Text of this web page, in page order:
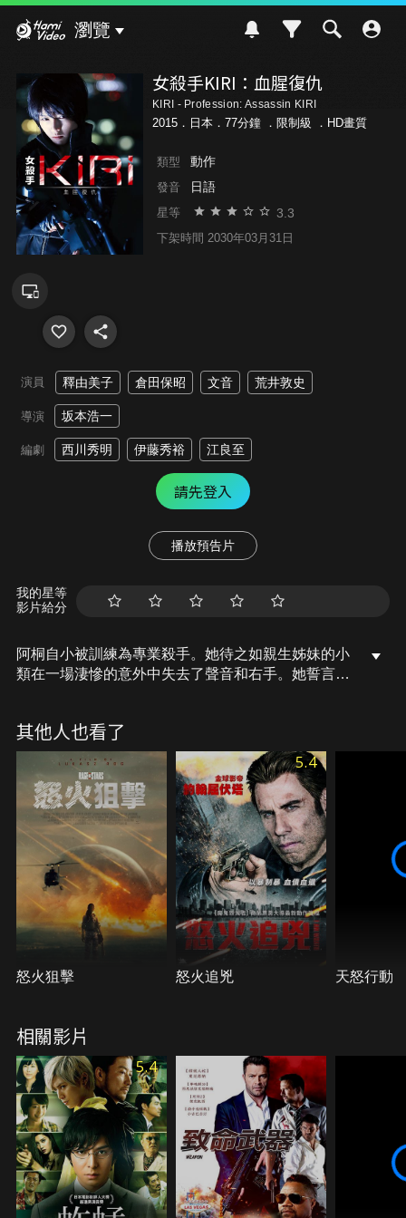
瀏覽
女殺手KIRI：血腥復仇
KIRI - Profession: Assassin KIRI
2015．日本．77分鐘 ． 限制級 ．HD畫質
類型 動作
發音 日語
星等 3.3
下架時間 2030年03月31日
演員 釋由美子 倉田保昭 文音 荒井敦史
導演 坂本浩一
編劇 西川秀明 伊藤秀裕 江良至
請先登入
播放預告片
我的星等
影片給分
阿桐自小被訓練為專業殺手。她待之如親生姊妹的小
類在一場淒慘的意外中失去了聲音和右手。她誓言找
人。遺體的雙眼被破壞，這正是阿桐在尋找的仇人慣
用的手法…犯人究竟是誰？阿桐的復仇即將展開！
其他人也看了
怒火狙擊
5.4
怒火追兇 天怒行動
相關影片
5.4